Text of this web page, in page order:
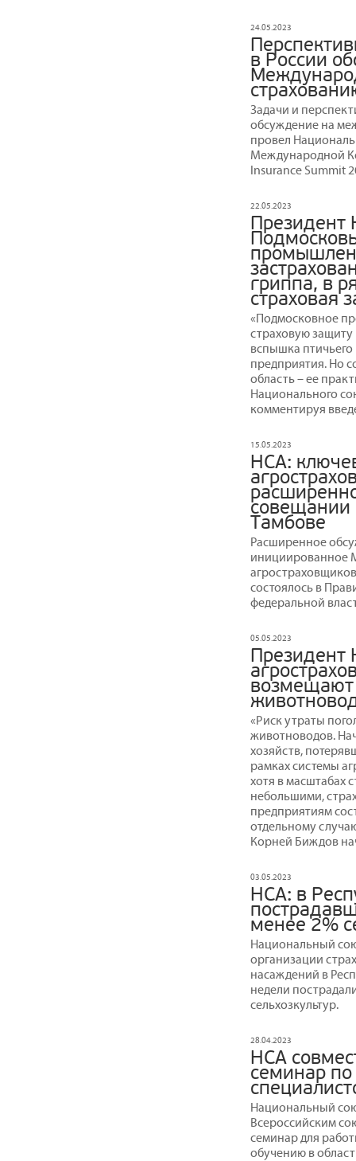
24.05.2023
в России
Задачи и
обсуждение на
провел
Международной
Insurance Summit
22.05.2023
Президент
гриппа, в
страховая
«Подмосковное
страховую защиту
вспышка птичьего
предприятия. Но
область – ее
Национального
комментируя
15.05.2023
НСА:
совещании
Тамбове
Расширенное
инициированное
состоялось в
федеральной
05.05.2023
возмещают
«Риск утраты
животноводов.
хозяйств,
рамках системы
хотя в масштабах
небольшими,
предприятиям
отдельному
Корней Биждов
03.05.2023
НСА: в
менее 2%
Национальный
организации
насаждений в
недели
сельхозкультур.
28.04.2023
НСА
семинар
Национальный
Всероссийским
семинар для
обучению в